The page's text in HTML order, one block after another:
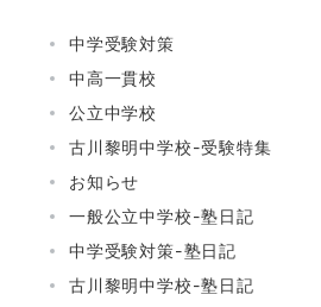
中学受験対策
中高一貫校
公立中学校
古川黎明中学校-受験特集
お知らせ
一般公立中学校-塾日記
中学受験対策-塾日記
古川黎明中学校-塾日記